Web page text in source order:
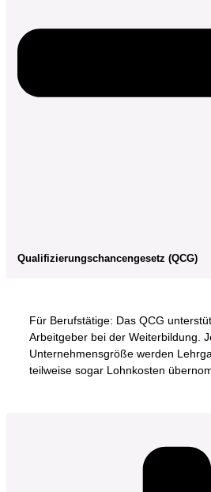
Qualifizierungschancengesetz (QCG)
Für Berufstätige: Das QCG
Arbeitgeber bei der Weiterbildung.
Unternehmensgröße werden
teilweise sogar Lohnkosten